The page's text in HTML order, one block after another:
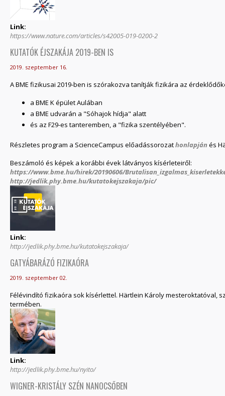
Link:
https://www.nature.com/articles/s42005-019-0200-2
KUTATÓK ÉJSZAKÁJA 2019-BEN IS
2019. szeptember 16.
A BME fizikusai 2019-ben is szórakozva tanítják fizikára az
a BME K épület Aulában
a BME udvarán a "Sóhajok hídja" alatt
és az F29-es tanteremben, a "fizika szentélyében".
Részletes program a ScienceCampus előadássorozathonlapján és
Beszámoló és képek a korábbi évek látványos kísérleteiről:
https://www.bme.hu/hirek/20190606/
http://jedlik.phy.bme.hu/kutatokejszakaja/pic/
Link:
http://jedlik.phy.bme.hu/kutatokejszakaja/
GATYÁBARÁZÓ FIZIKAÓRA
2019. szeptember 02.
Félévindító fizikaóra sok kísérlettel. Härtlein Károly mesteroktatóval,
termében.
Link:
http://jedlik.phy.bme.hu/nyito/
WIGNER-KRISTÁLY SZÉN NANOCSŐBEN